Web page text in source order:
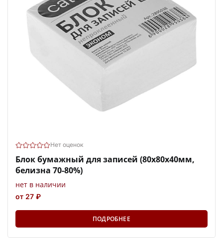
Нет оценок
Блок бумажный для записей (80x80х40мм,
белизна 70-80%)
нет в наличии
от 27 ₽
ПОДРОБНЕЕ